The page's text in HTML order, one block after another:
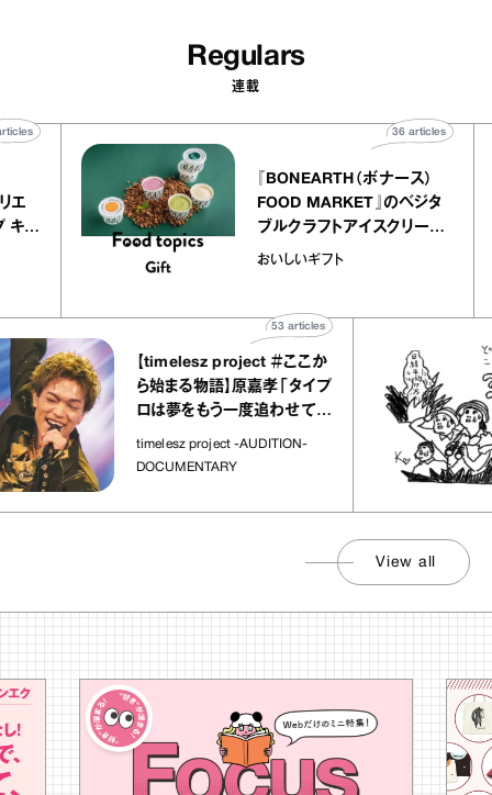
Regulars
連載
アトリエ
レープ キャ
40
『BONEARTH（ボナース）
FOOD MARKET』のベジ
ブルクラフトアイスクリー
｜真野知子の「おいしい
おいしいギフト
36
【timelesz project ＃ここか
ら始まる物語】原嘉孝「タイプ
ロは夢をもう一度追わせてく
れた場所」
timelesz project -AUDITION-
DOCUMENTARY
articles
View all